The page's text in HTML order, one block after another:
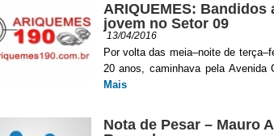
ARIQUEMES: Bandidos
jovem no Setor 09
13/04/2016
Por volta das meia–noite de
20 anos, caminhava pela Avenida
Mais
Nota de Pesar – Mauro